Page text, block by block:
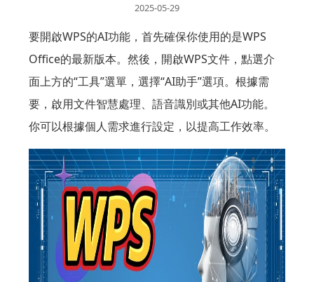
2025-05-29
要開啟WPS的AI功能，首先確保你使用的是WPS
Office的最新版本。然後，開啟WPS文件，點選介
面上方的“工具”選單，選擇“AI助手”選項。根據需
要，啟用文件智慧處理、語音識別或其他AI功能。
你可以根據個人需求進行設定，以提高工作效率。